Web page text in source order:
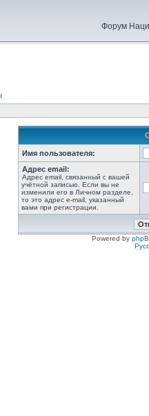
Форум
Имя пользователя:
Адрес email:
Адрес email, связанный с вашей
учётной записью. Если вы не
изменили его в Личном разделе,
то это адрес e-mail, указанный
вами при регистрации.
Powered by